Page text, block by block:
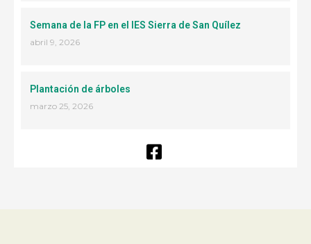
Semana de la FP en el IES Sierra de San Quílez
abril 9, 2026
Plantación de árboles
marzo 25, 2026